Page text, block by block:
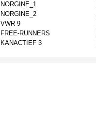
NORGINE_1
NORGINE_2
VWR 9
FREE-RUNNERS
KANACTIEF 3